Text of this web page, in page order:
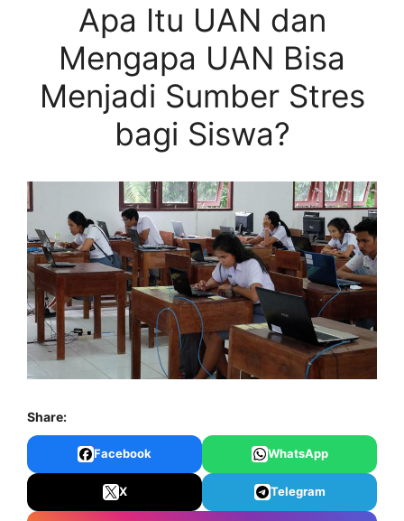
Apa Itu UAN dan
Mengapa UAN Bisa
Menjadi Sumber Stres
bagi Siswa?
Share:
Facebook WhatsApp
X Telegram